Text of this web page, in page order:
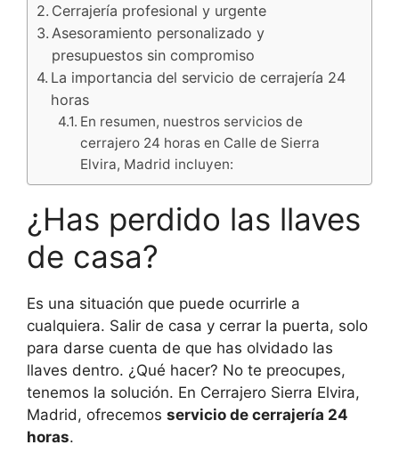
Cerrajería profesional y urgente
Asesoramiento personalizado y
presupuestos sin compromiso
La importancia del servicio de cerrajería 24
horas
En resumen, nuestros servicios de
cerrajero 24 horas en Calle de Sierra
Elvira, Madrid incluyen:
¿Has perdido las llaves
de casa?
Es una situación que puede ocurrirle a
cualquiera. Salir de casa y cerrar la puerta, solo
para darse cuenta de que has olvidado las
llaves dentro. ¿Qué hacer? No te preocupes,
tenemos la solución. En Cerrajero Sierra Elvira,
Madrid, ofrecemos servicio de cerrajería 24
horas.